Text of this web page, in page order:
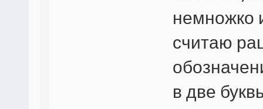
немножко
считаю
в две